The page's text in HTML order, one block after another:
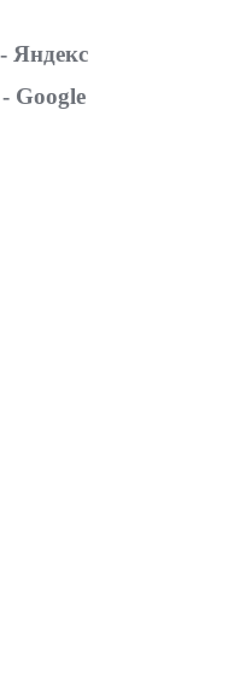
Яндекс
Google